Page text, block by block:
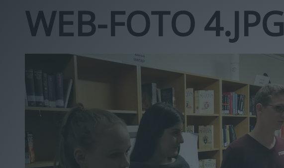
WEB-FOTO 4.JPG